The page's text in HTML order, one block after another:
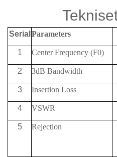
Serial Parameters
1 Center Frequency (F0)
2 3dB Bandwidth
3 Insertion Loss
4 VSWR
5 Rejection